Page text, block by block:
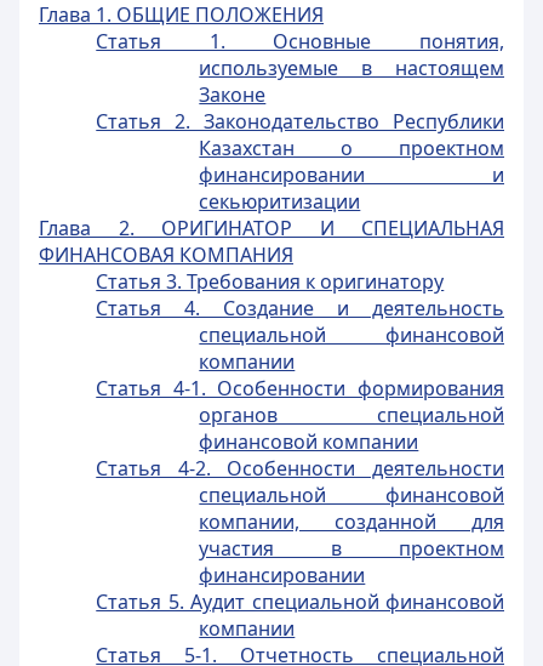
Глава 1. ОБЩИЕ ПОЛОЖЕНИЯ
Статья 1. Основные понятия,
используемые в настоящем
Законе
Статья 2. Законодательство Республики
Казахстан о проектном
финансировании и
секьюритизации
Глава 2. ОРИГИНАТОР И СПЕЦИАЛЬНАЯ
ФИНАНСОВАЯ КОМПАНИЯ
Статья 3. Требования к оригинатору
Статья 4. Создание и деятельность
специальной финансовой
компании
Статья 4-1. Особенности формирования
органов специальной
финансовой компании
Статья 4-2. Особенности деятельности
специальной финансовой
компании, созданной для
участия в проектном
финансировании
Статья 5. Аудит специальной финансовой
компании
Статья 5-1. Отчетность специальной